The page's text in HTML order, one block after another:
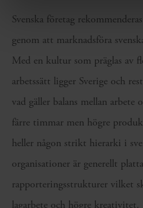
Svenska företag
genom att marknadsföra
Med en kultur som präglas av
arbetssätt ligger Sverige och
vad gäller balans mellan
färre timmar men högre
heller någon strikt hierarki i
organisationer är generellt
rapporteringsstrukturer vilket
lagarbete och högre kreativitet.